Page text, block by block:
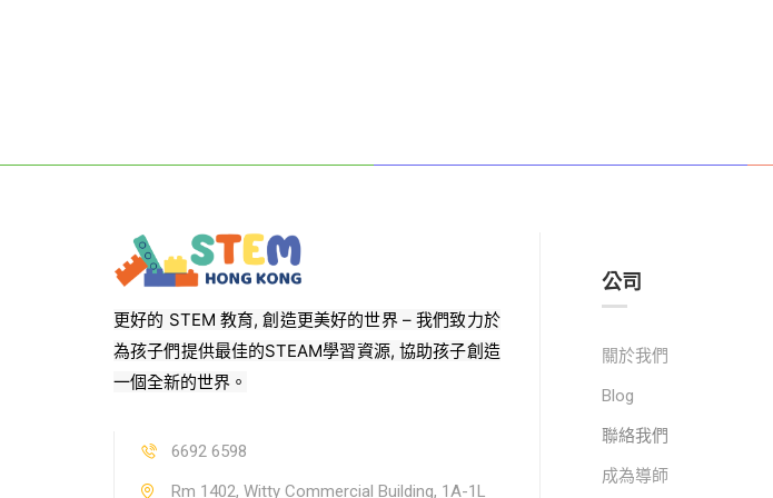
更好的 STEM 教育, 創造更美好的世界 – 我們致力於
為孩子們提供最佳的STEAM學習資源, 協助孩子創造
一個全新的世界。
6692 6598
Rm 1402, Witty Commercial Building, 1A-1L
公司
關於我們
Blog
聯絡我們
成為導師